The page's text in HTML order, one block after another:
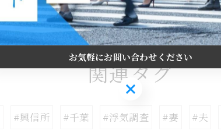
一覧に戻る
関連タグ
#興信所 #千葉 #浮気調査 #妻 #夫
お気軽にお問い合わせください
お気軽にお問い合わせください